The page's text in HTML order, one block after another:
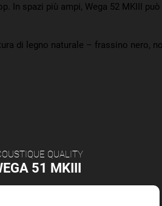
In spazi più ampi, Wega 52 MKIII
di legno naturale – frassino nero,
QUALITY
51 MKIII